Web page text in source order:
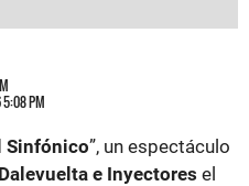
PM
Sinfónico”, un espectáculo
e Inyectores el